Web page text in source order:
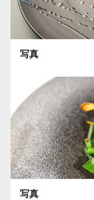
写真
写真